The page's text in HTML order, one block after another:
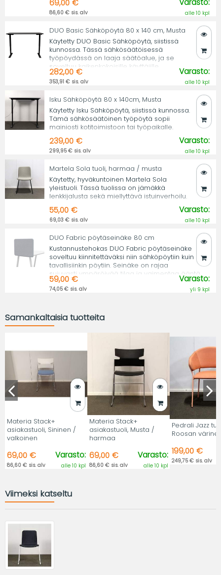
69,00 €
86,60 € sis. alv
Varasto:
alle 10 kpl
DUO Basic Sähköpöytä 80 x 140 cm, Musta
Käytetty DUO Basic Sähköpöytä, siistissä
kunnossa. Tässä sähkösäätöisessä
työpöydässä on laaja säätöalue, ja se
soveltuu kaikenkokoisille käyttäjille.
282,00 €
353,91 € sis. alv
Varasto:
alle 10 kpl
Isku Sähköpöytä 80 x 140cm, Musta
Käytetty Isku Sähköpöytä, siistissä kunnossa.
Tämä sähkösäätöinen työpöytä sopii
mainiosti kotitoimistoon tai työpaikalle.
239,00 €
299,95 € sis. alv
Varasto:
alle 10 kpl
Martela Sola tuoli, harmaa / musta
Käytetty, hyväkuntoinen Martela Sola
yleistuoli. Tässä tuolissa on jämäkkä
lenkkijalusta sekä miellyttävä istuinverhoilu.
55,00 €
69,03 € sis. alv
Varasto:
alle 10 kpl
DUO Fabric pöytäseinäke 80 cm
Kustannustehokas DUO Fabric pöytäseinäke
soveltuu kiinnitettäväksi niin sähköpöytiin kuin
tavallisiinkin pöytiin. Seinäke on rajaa
sujuvasti ympäröivää tilaa ja vaimentaa ääntä.
59,00 €
74,05 € sis. alv
Varasto:
yli 9 kpl
Samankaltaisia tuotteita
Materia Stack+
asiakastuoli, Sininen /
valkoinen
69,00 €
86,60 € sis. alv
Varasto:
alle 10 kpl
Materia Stack+
asiakastuoli, Musta /
harmaa
69,00 €
86,60 € sis. alv
Varasto:
alle 10 kpl
Pedrali Jazz
Roosan
199,00 €
249,75 € sis. alv
Viimeksi katseltu